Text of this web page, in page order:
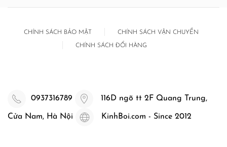
CHÍNH SÁCH BẢO MẬT CHÍNH SÁCH VẬN CHUYỂN
CHÍNH SÁCH ĐỔI HÀNG
0937316789 116D ngõ tt 2F Quang Trung,
Cửa Nam, Hà Nội KinhBoi.com - Since 2012